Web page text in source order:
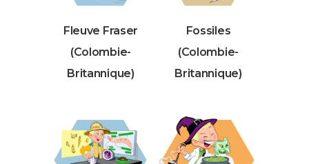
Fleuve Fraser
(Colombie-
Britannique)
Fossiles
(Colombie-
Britannique)